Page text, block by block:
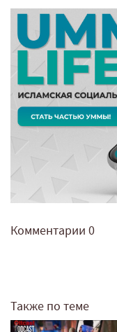
Комментарии 0
Также по теме